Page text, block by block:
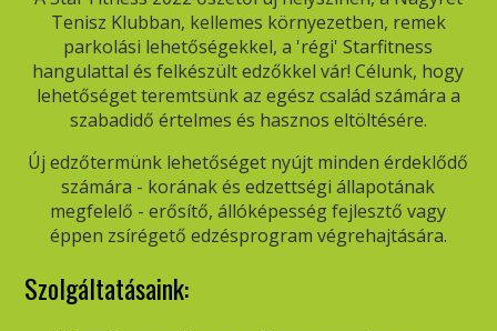
Tenisz Klubban, kellemes környezetben, remek
parkolási lehetőségekkel, a 'régi' Starfitness
hangulattal és felkészült edzőkkel vár! Célunk, hogy
lehetőséget teremtsünk az egész család számára a
szabadidő értelmes és hasznos eltöltésére.
Új edzőtermünk lehetőséget nyújt minden érdeklődő
számára - korának és edzettségi állapotának
megfelelő - erősítő, állóképesség fejlesztő vagy
éppen zsírégető edzésprogram végrehajtására.
Szolgáltatásaink: